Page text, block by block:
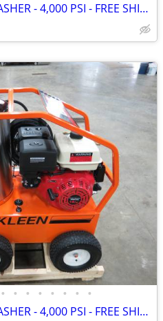
HOT WATER PRESSURE WASHER - 4,000 PSI - FREE SHIPPING
• • • • • • • •
HOT WATER PRESSURE WASHER - 4,000 PSI - FREE SHIPPING